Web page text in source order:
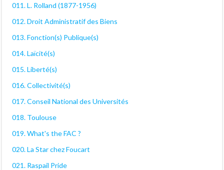
011. L. Rolland (1877-1956)
012. Droit Administratif des Biens
013. Fonction(s) Publique(s)
014. Laïcité(s)
015. Liberté(s)
016. Collectivité(s)
017. Conseil National des Universités
018. Toulouse
019. What's the FAC ?
020. La Star chez Foucart
021. Raspail Pride